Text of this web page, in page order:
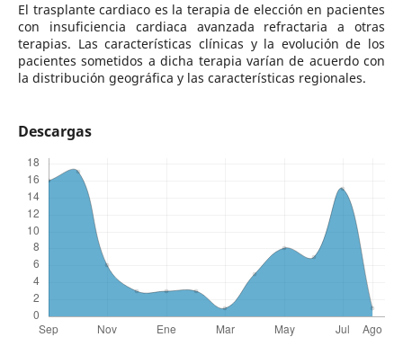
El trasplante cardiaco es la terapia de elección en pacientes
con insuficiencia cardiaca avanzada refractaria a otras
terapias. Las características clínicas y la evolución de los
pacientes sometidos a dicha terapia varían de acuerdo con
la distribución geográfica y las características regionales.
Descargas